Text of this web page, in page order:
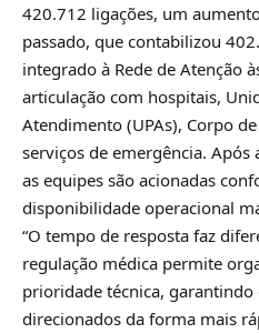
420.712 ligações, um
passado, que contabilizou
integrado à Rede de Atenção
articulação com hospitais,
Atendimento (UPAs), Corpo
serviços de emergência.
as equipes são acionadas
disponibilidade operacional
“O tempo de resposta faz
regulação médica permite
prioridade técnica, garantindo
direcionados da forma mais